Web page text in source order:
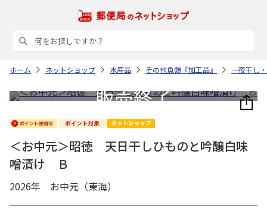
ホーム ネットショップ 水産品 その他魚類『加工品』 一夜干し
＜お中元＞昭徳 天日干しひものと吟醸白味
噌漬け Ｂ
2026年 お中元（東海）